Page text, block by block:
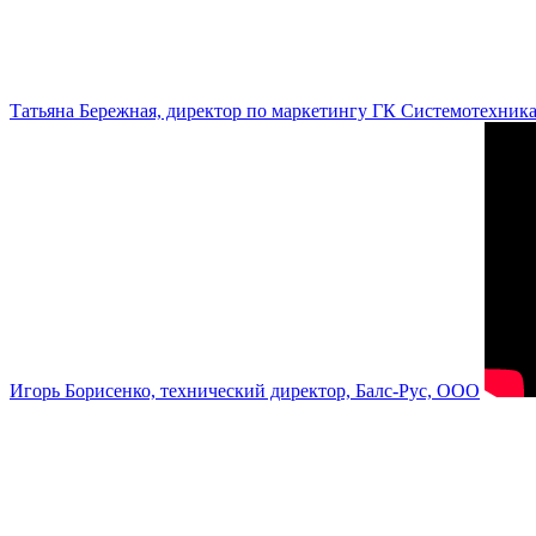
Татьяна Бережная, директор по маркетингу ГК Системотехника
Игорь Борисенко, технический директор, Балс-Рус, ООО